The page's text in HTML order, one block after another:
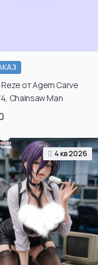
все
свой
для просмотра
можете в личном
кабинете после
регистрации.
Подтвердить
возраст
от Agem Carve
Chainsaw Man
4 кв 2026